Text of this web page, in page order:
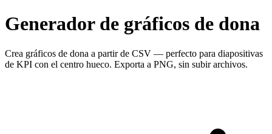
Generador de gráficos de dona
Crea gráficos de dona a partir de CSV — perfecto para diapositivas
de KPI con el centro hueco. Exporta a PNG, sin subir archivos.